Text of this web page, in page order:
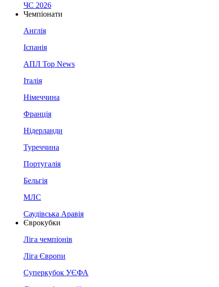
ЧС 2026
Чемпіонати
Англія
Іспанія
АПЛ Top News
Італія
Німеччина
Франція
Нідерланди
Туреччина
Португалія
Бельгія
МЛС
Саудівська Аравія
Єврокубки
Ліга чемпіонів
Ліга Європи
Суперкубок УЄФА